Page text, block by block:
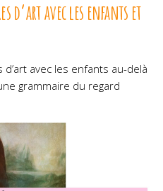
d’art avec les enfants et
avec les enfants au-delà
grammaire du regard